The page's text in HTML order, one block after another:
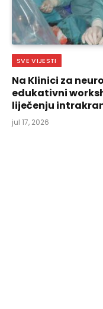
SVE VIJESTI
Na Klinici za
edukativni
liječenju
jul 17, 2026